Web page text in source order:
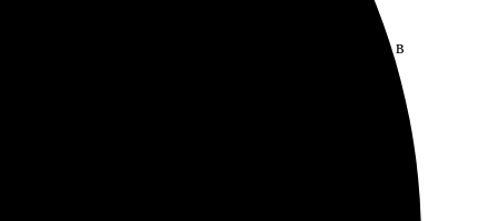
и оплатила. Через несколько дней забрала в
Рекомендую всем!